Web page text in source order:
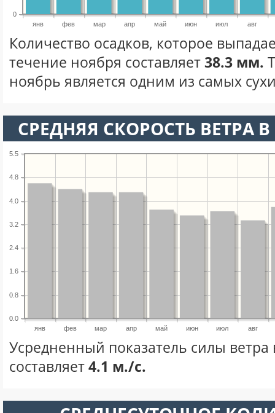
янв фев мар апр май июн июл авг
0
Количество осадков, которое
течение ноября составляет38.3 мм.
ноябрь является одним из самых
СРЕДНЯЯ СКОРОСТЬ ВЕТРА
янв фев мар апр май июн июл авг
0.0
0.8
1.6
2.4
3.2
4.0
4.8
5.5
Усредненный показатель силы ветра
составляет4.1 м./с.